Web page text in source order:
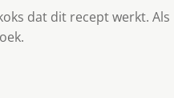
dat dit recept werkt. Als